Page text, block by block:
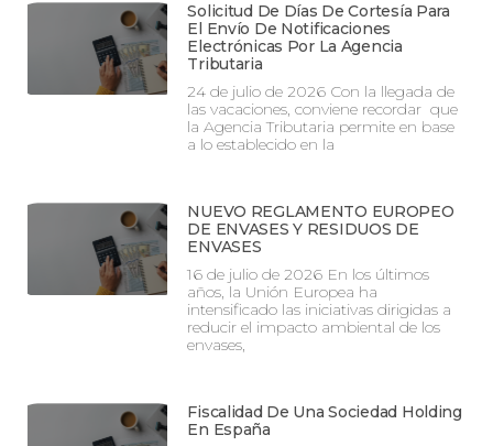
Solicitud De Días De Cortesía Para
El Envío De Notificaciones
Electrónicas Por La Agencia
Tributaria
24 de julio de 2026 Con la llegada de
las vacaciones, conviene recordar que
la Agencia Tributaria permite en base
a lo establecido en la
NUEVO REGLAMENTO EUROPEO
DE ENVASES Y RESIDUOS DE
ENVASES
16 de julio de 2026 En los últimos
años, la Unión Europea ha
intensificado las iniciativas dirigidas a
reducir el impacto ambiental de los
envases,
Fiscalidad De Una Sociedad Holding
En España